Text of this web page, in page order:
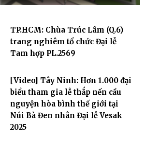
TP.HCM: Chùa Trúc Lâm (Q.6)
trang nghiêm tổ chức Đại lễ
Tam hợp PL.2569
[Video] Tây Ninh: Hơn 1.000 đại
biểu tham gia lễ thắp nến cầu
nguyện hòa bình thế giới tại
Núi Bà Đen nhân Đại lễ Vesak
2025